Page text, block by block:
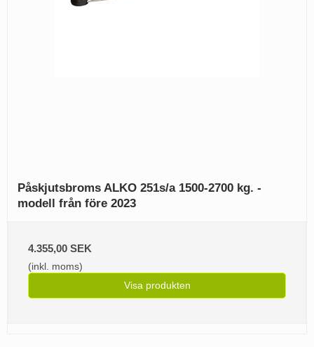
Påskjutsbroms ALKO 251s/a 1500-2700 kg. -
modell från före 2023
4.355,00 SEK
(inkl. moms)
Visa produkten